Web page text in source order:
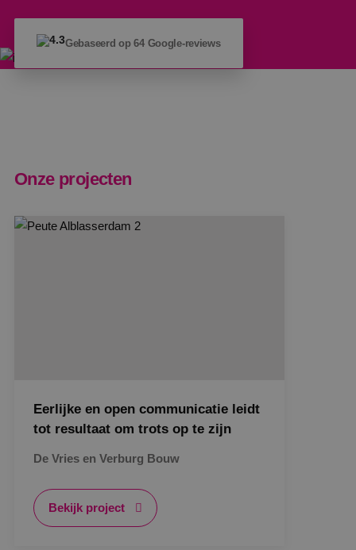
4.3Gebaseerd op 64 Google-reviews
Onze projecten
Eerlijke en open communicatie leidt
tot resultaat om trots op te zijn
De Vries en Verburg Bouw
Bekijk project